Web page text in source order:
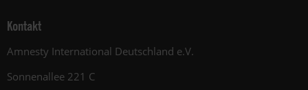
Kontakt
Amnesty International Deutschland e.V.
Sonnenallee 221 C